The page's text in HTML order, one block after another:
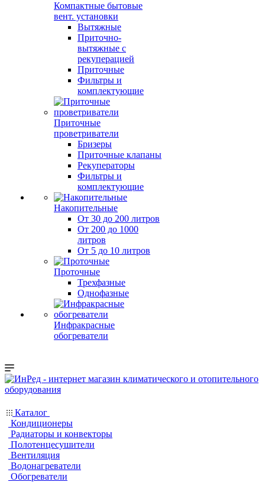
Компактные бытовые
вент. установки
Вытяжные
Приточно-
вытяжные с
рекуперацией
Приточные
Фильтры и
комплектующие
Приточные
проветриватели
Бризеры
Приточные клапаны
Рекуператоры
Фильтры и
комплектующие
Накопительные
От 30 до 200 литров
От 200 до 1000
литров
От 5 до 10 литров
Проточные
Трехфазные
Однофазные
Инфракрасные
обогреватели
Каталог
Кондиционеры
Радиаторы и конвекторы
Полотенцесушители
Вентиляция
Водонагреватели
Обогреватели